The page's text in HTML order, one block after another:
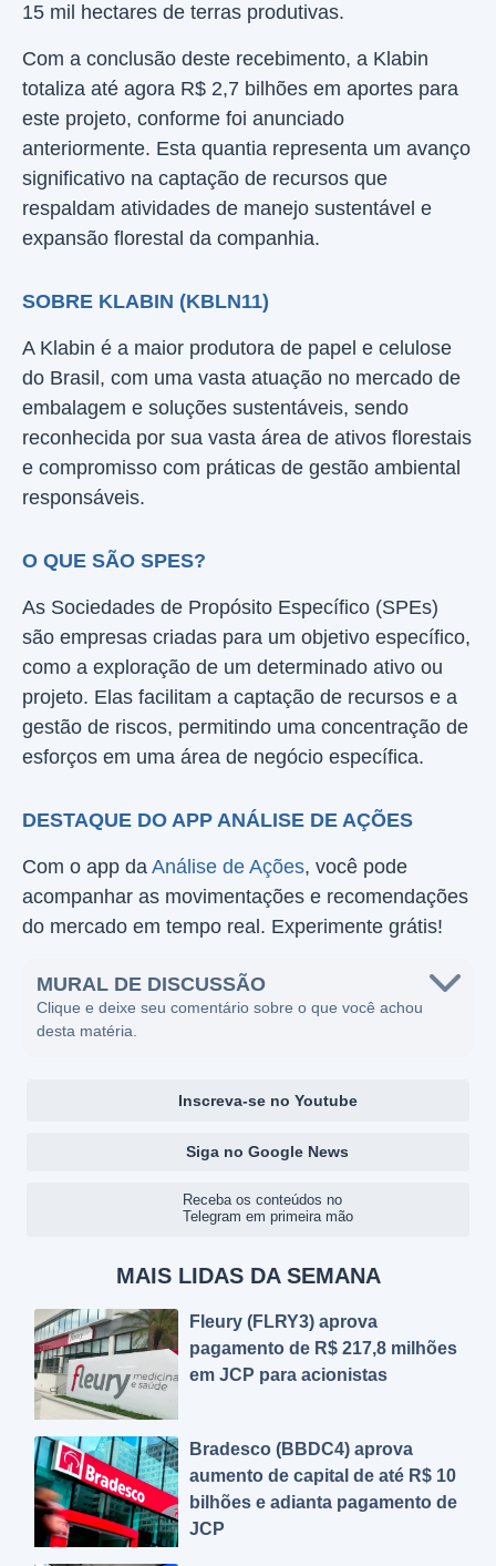
15 mil hectares de terras produtivas.
Com a conclusão deste recebimento, a Klabin
totaliza até agora R$ 2,7 bilhões em aportes para
este projeto, conforme foi anunciado
anteriormente. Esta quantia representa um avanço
significativo na captação de recursos que
respaldam atividades de manejo sustentável e
expansão florestal da companhia.
SOBRE KLABIN (KBLN11)
A Klabin é a maior produtora de papel e celulose
do Brasil, com uma vasta atuação no mercado de
embalagem e soluções sustentáveis, sendo
reconhecida por sua vasta área de ativos florestais
e compromisso com práticas de gestão ambiental
responsáveis.
O QUE SÃO SPES?
As Sociedades de Propósito Específico (SPEs)
são empresas criadas para um objetivo específico,
como a exploração de um determinado ativo ou
projeto. Elas facilitam a captação de recursos e a
gestão de riscos, permitindo uma concentração de
esforços em uma área de negócio específica.
DESTAQUE DO APP ANÁLISE DE AÇÕES
Com o app da Análise de Ações, você pode
acompanhar as movimentações e recomendações
do mercado em tempo real. Experimente grátis!
MURAL DE DISCUSSÃO
Clique e deixe seu comentário sobre o que você achou
desta matéria.
Inscreva-se no Youtube
Siga no Google News
Receba os conteúdos no
Telegram em primeira mão
MAIS LIDAS DA SEMANA
Fleury (FLRY3) aprova
pagamento de R$ 217,8 milhões
em JCP para acionistas
Bradesco (BBDC4) aprova
aumento de capital de até R$ 10
bilhões e adianta pagamento de
JCP